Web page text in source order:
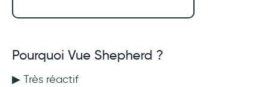
Pourquoi Vue Shepherd ?
▶ Très réactif